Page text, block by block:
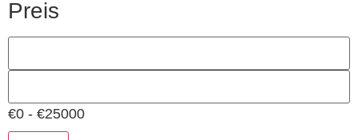
Preis
€0 - €25000